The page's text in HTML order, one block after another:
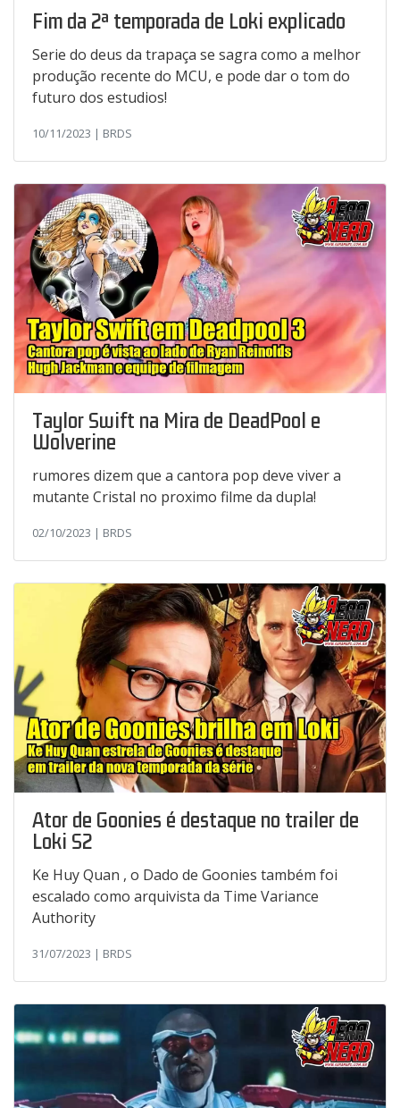
Fim da 2ª temporada de Loki explicado
Serie do deus da trapaça se sagra como a melhor
produção recente do MCU, e pode dar o tom do
futuro dos estudios!
10/11/2023 | BRDS
Taylor Swift na Mira de DeadPool e
Wolverine
rumores dizem que a cantora pop deve viver a
mutante Cristal no proximo filme da dupla!
02/10/2023 | BRDS
Ator de Goonies é destaque no trailer de
Loki S2
Ke Huy Quan , o Dado de Goonies também foi
escalado como arquivista da Time Variance
Authority
31/07/2023 | BRDS